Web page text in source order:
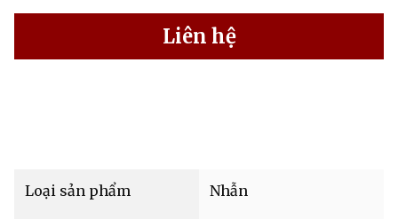
Liên hệ
Loại sản phẩm Nhẫn